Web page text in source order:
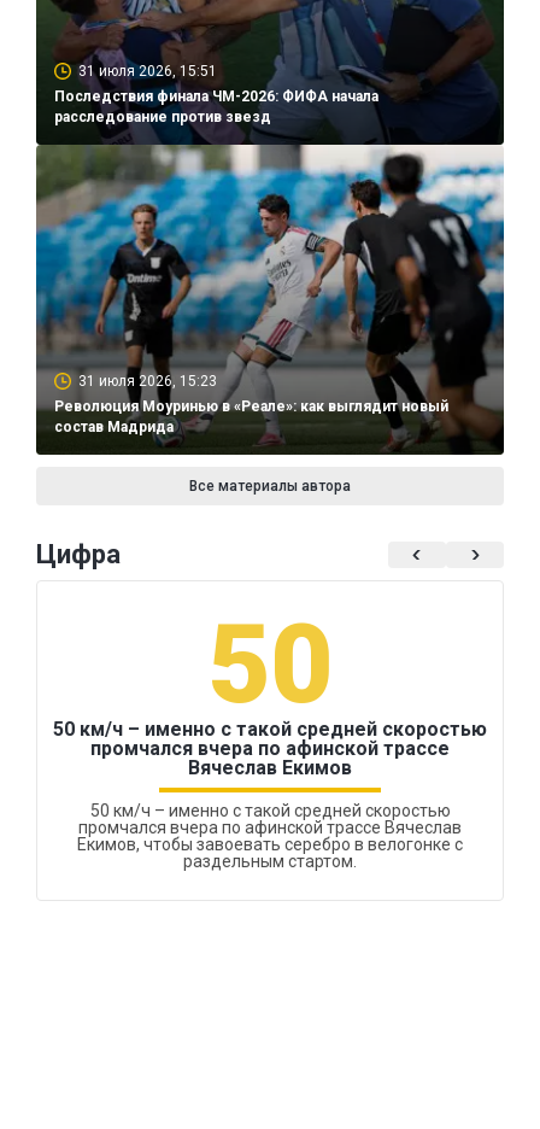
31 июля 2026, 15:51
Последствия финала ЧМ-2026: ФИФА начала
расследование против звезд
31 июля 2026, 15:23
Революция Моуринью в «Реале»: как выглядит новый
состав Мадрида
Все материалы автора
Цифра
50
50 км/ч – именно с такой средней скоростью
промчался вчера по афинской трассе
Вячеслав Екимов
50 км/ч – именно с такой средней скоростью
промчался вчера по афинской трассе Вячеслав
Екимов, чтобы завоевать серебро в велогонке с
раздельным стартом.